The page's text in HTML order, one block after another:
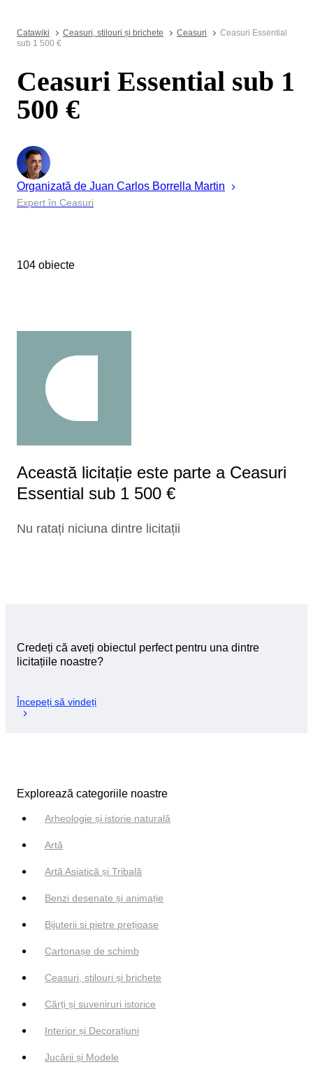
Catawiki Ceasuri, stilouri și brichete Ceasuri
Ceasuri Essential
sub 1 500 €
Ceasuri Essential sub 1
500 €
Organizată de Juan Carlos Borrella Martin
Expert în Ceasuri
104 obiecte
Această licitație este parte a Ceasuri
Essential sub 1 500 €
Nu ratați niciuna dintre licitații
Credeți că aveți obiectul perfect pentru una dintre
licitațiile noastre?
Începeți să vindeți
Explorează categoriile noastre
Arheologie și istorie naturală
Artă
Artă Asiatică și Tribală
Benzi desenate și animație
Bijuterii si pietre prețioase
Cartonașe de schimb
Ceasuri, stilouri și brichete
Cărți și suveniruri istorice
Interior și Decorațiuni
Jucării și Modele